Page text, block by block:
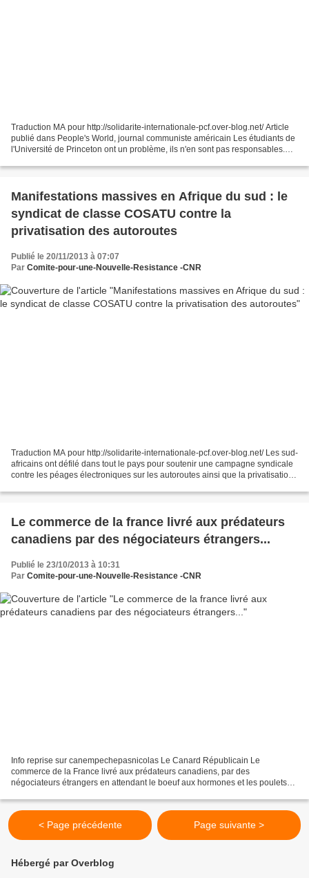
Traduction MA pour http://solidarite-internationale-pcf.over-blog.net/ Article
publié dans People's World, journal communiste américain Les étudiants de
l'Université de Princeton ont un problème, ils n'en sont pas responsables.
Manifestations massives en Afrique du sud : le
syndicat de classe COSATU contre la
privatisation des autoroutes
Publié le 20/11/2013 à 07:07
Par Comite-pour-une-Nouvelle-Resistance -CNR
Traduction MA pour http://solidarite-internationale-pcf.over-blog.net/ Les sud-
africains ont défilé dans tout le pays pour soutenir une campagne syndicale
contre les péages électroniques sur les autoroutes ainsi que la privatisation
Le commerce de la france livré aux prédateurs
canadiens par des négociateurs étrangers...
Publié le 23/10/2013 à 10:31
Par Comite-pour-une-Nouvelle-Resistance -CNR
Info reprise sur canempechepasnicolas Le Canard Républicain Le
commerce de la France livré aux prédateurs canadiens, par des
négociateurs étrangers en attendant le boeuf aux hormones et les poulets
< Page précédente Page suivante >
Hébergé par Overblog